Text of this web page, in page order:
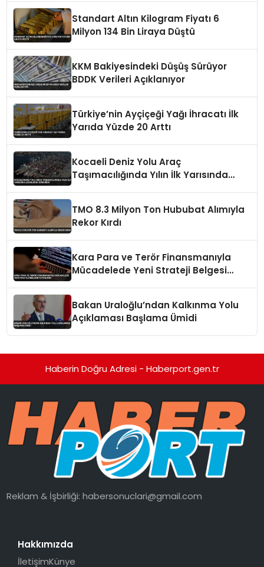
Standart Altın Kilogram Fiyatı 6
Milyon 134 Bin Liraya Düştü
KKM Bakiyesindeki Düşüş Sürüyor
BDDK Verileri Açıklanıyor
Türkiye’nin Ayçiçeği Yağı İhracatı İlk
Yarıda Yüzde 20 Arttı
Kocaeli Deniz Yolu Araç
Taşımacılığında Yılın İlk Yarısında
TMO 8.3 Milyon Ton Hububat Alımıyla
Rekor Kırdı
Kara Para ve Terör Finansmanıyla
Mücadelede Yeni Strateji Belgesi
Bakan Uraloğlu’ndan Kalkınma Yolu
Açıklaması Başlama Ümidi
Haberin Doğru Adresi - Haberport.gen.tr
Reklam & İşbirliği:habersonuclari@gmail.com
Hakkımızda
İletişimKünye